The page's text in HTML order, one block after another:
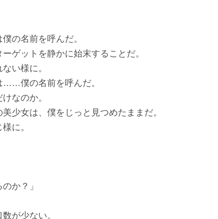
の名前を呼んだ。
ゲットを静かに始末することだ。
い様に。
僕の名前を呼んだ。
なのか。
少女は、僕をじっと見つめたままだ。
に。
か？」
が少ない。